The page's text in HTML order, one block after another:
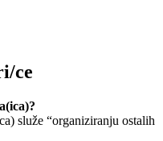
ce
služe “organiziranju ostalih